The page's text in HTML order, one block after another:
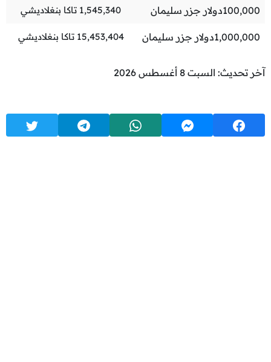
100,000دولار جزر سليمان 1,545,340 تاكا بنغلاديشي
1,000,000دولار جزر سليمان 15,453,404 تاكا بنغلاديشي
آخر تحديث: السبت 8 أغسطس 2026